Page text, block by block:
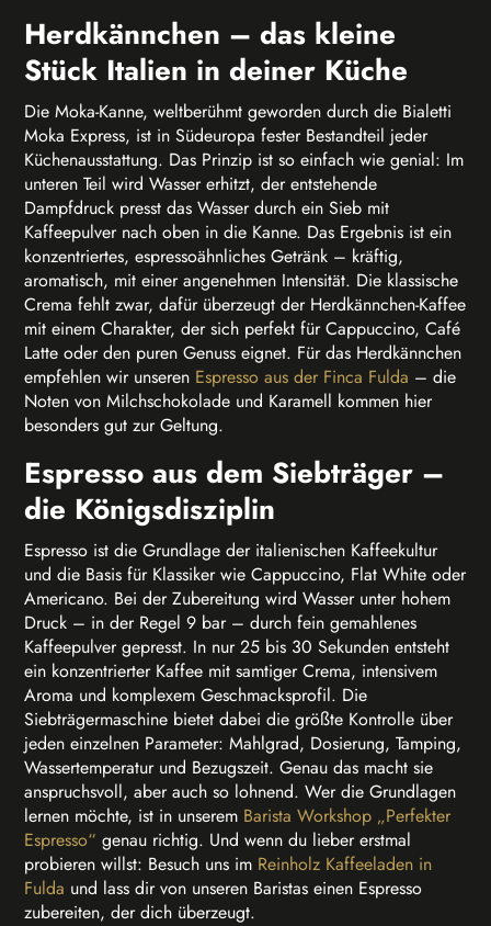
Herdkännchen – das kleine
Stück Italien in deiner Küche
Die Moka-Kanne, weltberühmt geworden durch die Bialetti
Moka Express, ist in Südeuropa fester Bestandteil jeder
Küchenausstattung. Das Prinzip ist so einfach wie genial: Im
unteren Teil wird Wasser erhitzt, der entstehende
Dampfdruck presst das Wasser durch ein Sieb mit
Kaffeepulver nach oben in die Kanne. Das Ergebnis ist ein
konzentriertes, espressoähnliches Getränk – kräftig,
aromatisch, mit einer angenehmen Intensität. Die klassische
Crema fehlt zwar, dafür überzeugt der Herdkännchen-Kaffee
mit einem Charakter, der sich perfekt für Cappuccino, Café
Latte oder den puren Genuss eignet. Für das Herdkännchen
empfehlen wir unseren Espresso aus der Finca Fulda – die
Noten von Milchschokolade und Karamell kommen hier
besonders gut zur Geltung.
Espresso aus dem Siebträger –
die Königsdisziplin
Espresso ist die Grundlage der italienischen Kaffeekultur
und die Basis für Klassiker wie Cappuccino, Flat White oder
Americano. Bei der Zubereitung wird Wasser unter hohem
Druck – in der Regel 9 bar – durch fein gemahlenes
Kaffeepulver gepresst. In nur 25 bis 30 Sekunden entsteht
ein konzentrierter Kaffee mit samtiger Crema, intensivem
Aroma und komplexem Geschmacksprofil. Die
Siebträgermaschine bietet dabei die größte Kontrolle über
jeden einzelnen Parameter: Mahlgrad, Dosierung, Tamping,
Wassertemperatur und Bezugszeit. Genau das macht sie
anspruchsvoll, aber auch so lohnend. Wer die Grundlagen
lernen möchte, ist in unserem Barista Workshop „Perfekter
Espresso“ genau richtig. Und wenn du lieber erstmal
probieren willst: Besuch uns im Reinholz Kaffeeladen in
Fulda und lass dir von unseren Baristas einen Espresso
zubereiten, der dich überzeugt.